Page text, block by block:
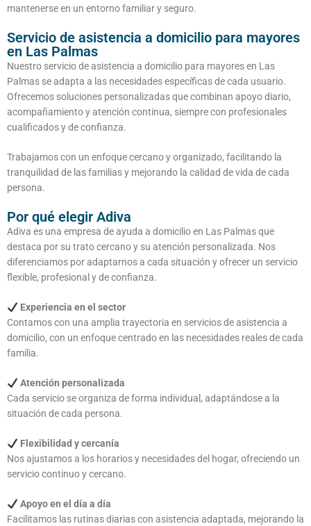
mantenerse en un entorno familiar y seguro.
Servicio de asistencia a domicilio para mayores
en Las Palmas
Nuestro servicio de asistencia a domicilio para mayores en Las
Palmas se adapta a las necesidades específicas de cada usuario.
Ofrecemos soluciones personalizadas que combinan apoyo diario,
acompañamiento y atención continua, siempre con profesionales
cualificados y de confianza.
Trabajamos con un enfoque cercano y organizado, facilitando la
tranquilidad de las familias y mejorando la calidad de vida de cada
persona.
Por qué elegir Adiva
Adiva es una empresa de ayuda a domicilio en Las Palmas que
destaca por su trato cercano y su atención personalizada. Nos
diferenciamos por adaptarnos a cada situación y ofrecer un servicio
flexible, profesional y de confianza.
Experiencia en el sector
Contamos con una amplia trayectoria en servicios de asistencia a
domicilio, con un enfoque centrado en las necesidades reales de cada
familia.
Atención personalizada
Cada servicio se organiza de forma individual, adaptándose a la
situación de cada persona.
Flexibilidad y cercanía
Nos ajustamos a los horarios y necesidades del hogar, ofreciendo un
servicio continuo y cercano.
Apoyo en el día a día
Facilitamos las rutinas diarias con asistencia adaptada, mejorando la